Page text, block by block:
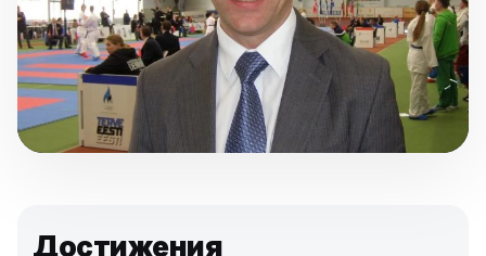
Достижения